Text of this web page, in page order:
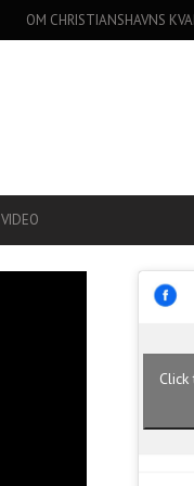
OM CHRISTIANSHAVNS
VIDEO